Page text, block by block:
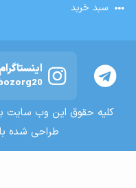
سبد خرید
کلیه حقوق این وب سایت
طراحی شده با
اینستاگرام